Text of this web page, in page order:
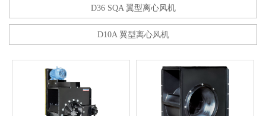
D36 SQA 翼型离心风机
D10A 翼型离心风机